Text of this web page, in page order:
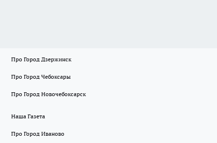
Про Город Дзержинск
Про Город Чебоксары
Про Город Новочебоксарск
Наша Газета
Про Город Иваново